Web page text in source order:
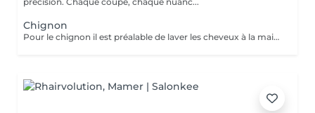
Chignon
Pour le chignon il est préalable de laver les cheveux à la maison sans faire de soin afin que les cheveux soit propre et prêt à être travailler pour réaliser votre coiffure personnalisée. Le prix (*plus) varie selon la longueur, épaisseur et réalisation du service.